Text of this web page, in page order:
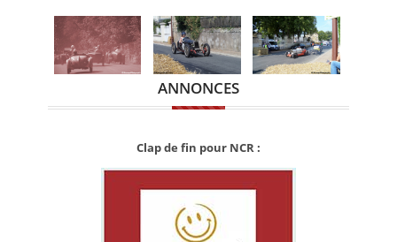
ANNONCES
Clap de fin pour NCR :